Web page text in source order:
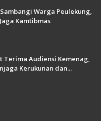
Warga Peulekung,
Kamtibmas
Terima Audiensi Kemenag,
Kerukunan dan...